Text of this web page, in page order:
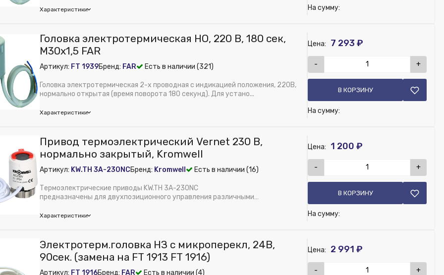
Характеристики На сумму:
питания, В:220 В
Отопление
из публикации на веб-витрине mag1c:Нет
80
Электротерм.головка НЗ 220В, 180сек., М30х1.5
Головка электротермическая НО, 220 В, 180 сек,
М30х1,5 FAR
Артикул: FT 1939Бренд: FAR Есть в наличии (321)
Головка электротермическая 2-х проводная с индикацией положения, 220В,
нормально открытая (время поворота 180 секунд). Для устано...
Характеристики
Цена: 7 293 ₽
- +
В КОРЗИНУ
На сумму:
питания, В:
Отопление
из публикации на веб-витрине mag1c:Нет
80
Привод термоэлектрический Vernet 230 В,
нормально закрытый, Kromwell
Артикул: KW.TH 3A-230NCБренд: Kromwell Есть в наличии (16)
Термоэлектрические приводы KW.TH 3A-230NC
предназначены для двухпозиционного управления различными
Характеристики
Цена: 1 200 ₽
- +
В КОРЗИНУ
На сумму:
питания, В:
220/230 В
Электротерм.головка НЗ с микроперекл, 24В,
90сек. (замена на FT 1913 FT 1916)
Артикул: FT 1916Бренд: FAR Есть в наличии (4)
Цена: 2 991 ₽
- +